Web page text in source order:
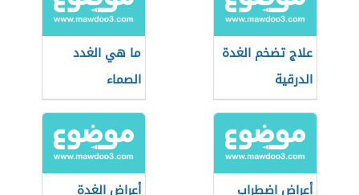
علاج تضخم الغدة
الدرقية
ما هي الغدد
الصماء
أعراض اضطراب
أعراض الغدة